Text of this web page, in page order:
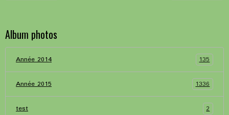
Album photos
Année 2014 135
Année 2015 1336
test 2